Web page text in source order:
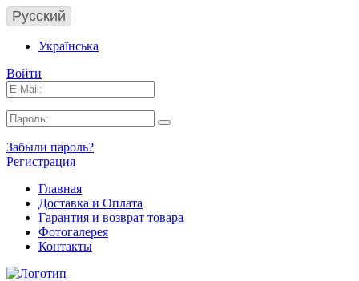
Русский
Українська
Войти
Забыли пароль?
Регистрация
Главная
Доставка и Оплата
Гарантия и возврат товара
Фотогалерея
Контакты